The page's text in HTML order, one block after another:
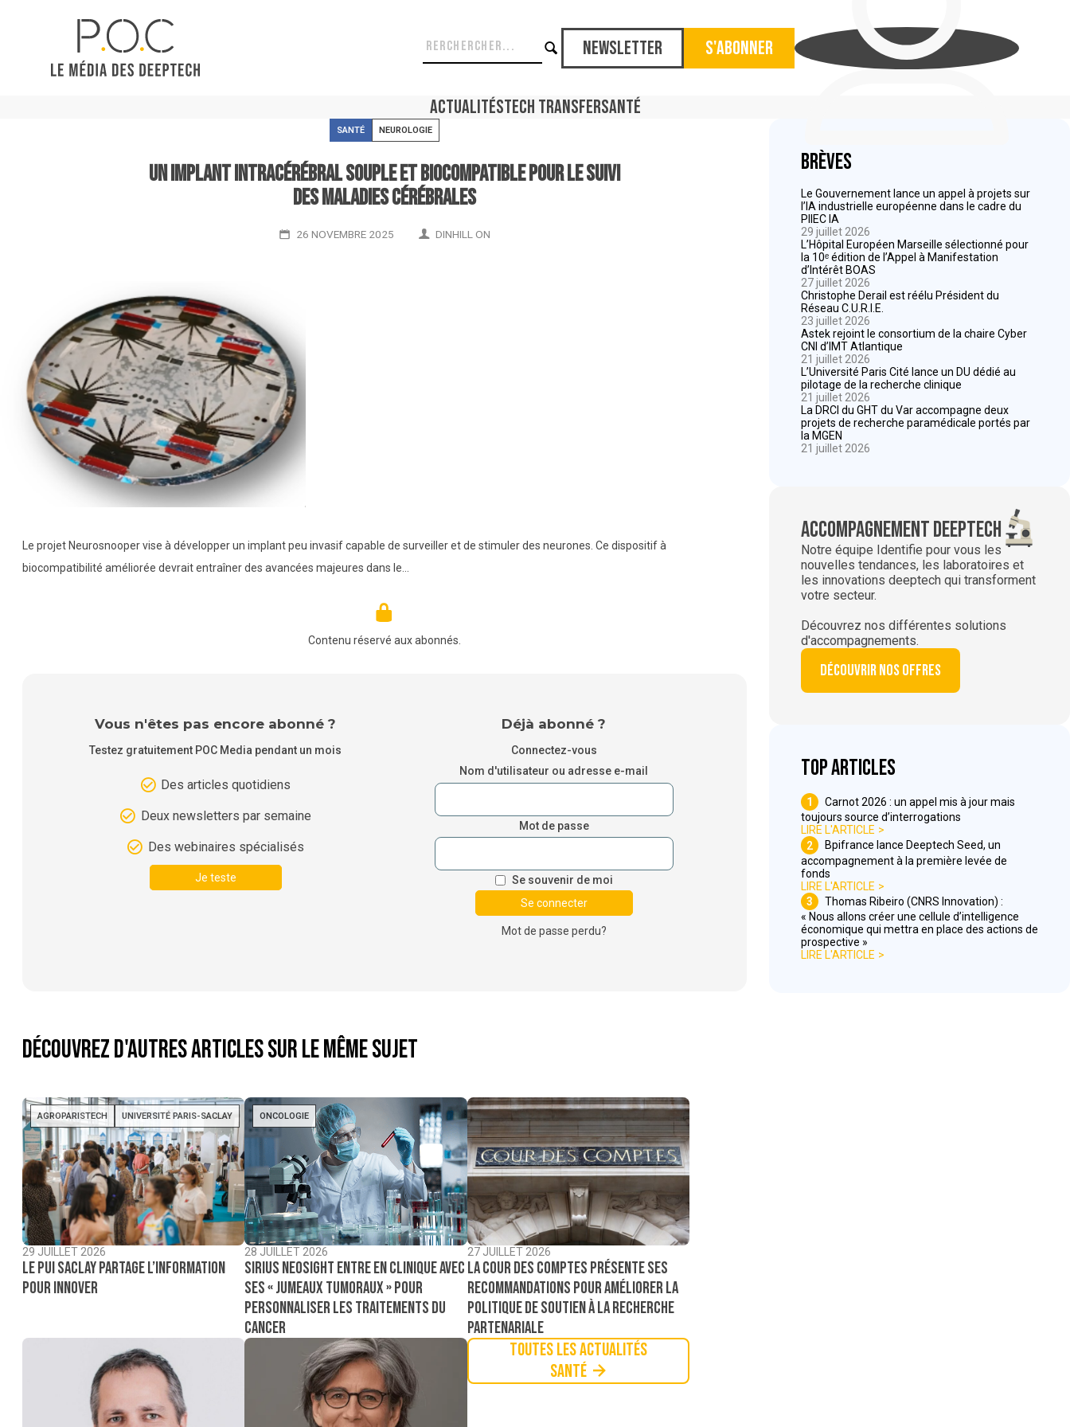
Newsletter S'abonner
ActualitésTech TransferSanté
SANTÉ NEUROLOGIE
Un implant intracérébral souple et biocompatible pour le suivi
des maladies cérébrales
26 NOVEMBRE 2025 DINHILL ON
Le projet Neurosnooper vise à développer un implant peu invasif capable de surveiller et de stimuler des neurones. Ce dispositif à
biocompatibilité améliorée devrait entraîner des avancées majeures dans le…
Contenu réservé aux abonnés.
Vous n'êtes pas encore abonné ?
Testez gratuitement POC Media pendant un mois
Des articles quotidiens
Deux newsletters par semaine
Des webinaires spécialisés
Je teste
Déjà abonné ?
Connectez-vous
Nom d'utilisateur ou adresse e-mail
Mot de passe
Se souvenir de moi
Mot de passe perdu?
Découvrez d'autres articles sur le même sujet
AGROPARISTECH UNIVERSITÉ PARIS-SACLAY
29 JUILLET 2026
Le PUI Saclay partage l’information
pour innover
ONCOLOGIE
28 JUILLET 2026
Sirius NeoSight entre en clinique avec
ses « jumeaux tumoraux » pour
personnaliser les traitements du
cancer
27 JUILLET 2026
La Cour des comptes présente ses
recommandations pour améliorer la
politique de soutien à la recherche
partenariale
Toutes les actualités
Santé
Brèves
Le Gouvernement lance un appel à projets sur
l’IA industrielle européenne dans le cadre du
PIIEC IA
29 juillet 2026
L’Hôpital Européen Marseille sélectionné pour
la 10ᵉ édition de l’Appel à Manifestation
d’Intérêt BOAS
27 juillet 2026
Christophe Derail est réélu Président du
Réseau C.U.R.I.E.
23 juillet 2026
Astek rejoint le consortium de la chaire Cyber
CNI d’IMT Atlantique
21 juillet 2026
L’Université Paris Cité lance un DU dédié au
pilotage de la recherche clinique
21 juillet 2026
La DRCI du GHT du Var accompagne deux
projets de recherche paramédicale portés par
la MGEN
21 juillet 2026
Accompagnement deeptech
Notre équipe Identifie pour vous les
nouvelles tendances, les laboratoires et
les innovations deeptech qui transforment
votre secteur.
Découvrez nos différentes solutions
d'accompagnements.
Découvrir nos offres
Top articles
1
Carnot 2026 : un appel mis à jour mais
toujours source d’interrogations
LIRE L'ARTICLE
2
Bpifrance lance Deeptech Seed, un
accompagnement à la première levée de
fonds
LIRE L'ARTICLE
3
Thomas Ribeiro (CNRS Innovation) :
« Nous allons créer une cellule d’intelligence
économique qui mettra en place des actions de
prospective »
LIRE L'ARTICLE